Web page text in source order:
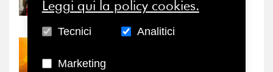
il valore di...
Nove anni dopo la
Leggi qui la policy cookies.
Tecnici Analitici
Marketing